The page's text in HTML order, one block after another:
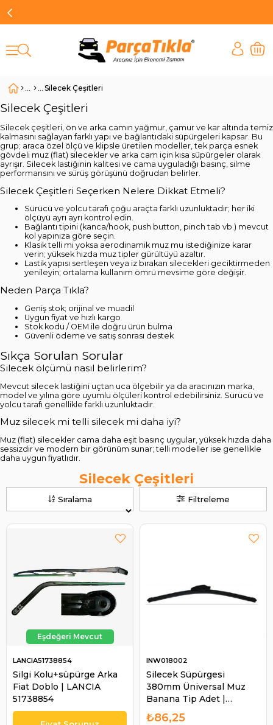
Silecek Çeşitleri
Silecek Çeşitleri
Silecek çeşitleri, ön ve arka camın yağmur, çamur ve kar altında temiz
kalmasını sağlayan farklı yapı ve bağlantıdaki süpürgeleri kapsar. Bu
grup; araca özel ölçü ve klipsle üretilen modeller, tek parça esnek
gövdeli muz (flat) silecekler ve arka cam için kısa süpürgeler olarak
ayrışır. Silecek lastiğinin kalitesi ve cama uyguladığı basınç, silme
performansını ve sürüş görüşünü doğrudan belirler.
Silecek Çeşitleri Seçerken Nelere Dikkat Etmeli?
Sürücü ve yolcu tarafı çoğu araçta farklı uzunluktadır; her iki
ölçüyü ayrı ayrı kontrol edin.
Bağlantı tipini (kanca/hook, push button, pinch tab vb.) mevcut
kol yapınıza göre seçin.
Klasik telli mi yoksa aerodinamik muz mu istediğinize karar
verin; yüksek hızda muz tipler gürültüyü azaltır.
Lastik yapısı sertleşen veya iz bırakan silecekleri geciktirmeden
yenileyin; ortalama kullanım ömrü mevsime göre değişir.
Neden Parça Tıkla?
Geniş stok; orijinal ve muadil
Uygun fiyat ve hızlı kargo
Stok kodu / OEM ile doğru ürün bulma
Güvenli ödeme ve satış sonrası destek
Sıkça Sorulan Sorular
Silecek ölçümü nasıl belirlerim?
Mevcut silecek lastiğini uçtan uca ölçebilir ya da aracınızın marka,
model ve yılına göre uyumlu ölçüleri kontrol edebilirsiniz. Sürücü ve
yolcu tarafı genellikle farklı uzunluktadır.
Muz silecek mi telli silecek mi daha iyi?
Muz (flat) silecekler cama daha eşit basınç uygular, yüksek hızda daha
sessizdir ve modern bir görünüm sunar; telli modeller ise genellikle
daha uygun fiyatlıdır.
Filtreleme
Sıralama
Silecek Çeşitleri
Silgi Kolu+süpürge Arka
Fiat Doblo | LANCIA
51738854
LANCIA51738854
Silecek Süpürgesi
380mm Üniversal Muz
Banana Tip Adet |
INWELLS 018002
INW018002
₺86,25